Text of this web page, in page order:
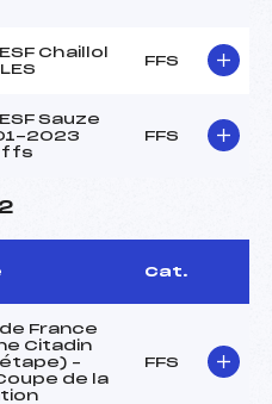
Chaillol
FFS
Sauze
2023
ffs
FFS
Cat.
France
Citadin
–
de la
FFS